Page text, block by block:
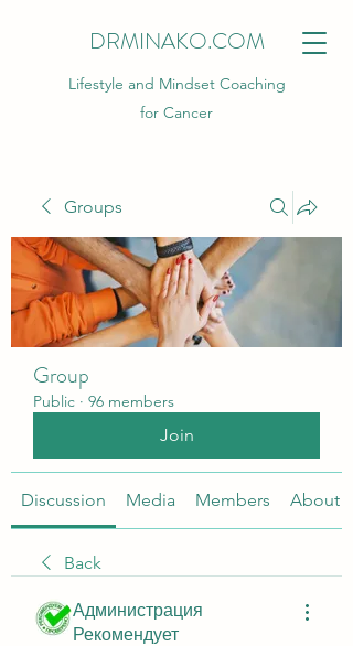
DRMINAKO.COM
Lifestyle and Mindset Coaching
for Cancer
Groups
Group
Public · 96 members
Join
Discussion Media Members About
Back
Администрация
Рекомендует